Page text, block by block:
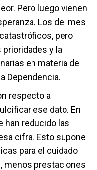
Pero luego vienen
Los del mes
pero
y la
en materia de
Dependencia.
respecto a
ese dato. En
han reducido las
cifra. Esto supone
para el cuidado
menos prestaciones